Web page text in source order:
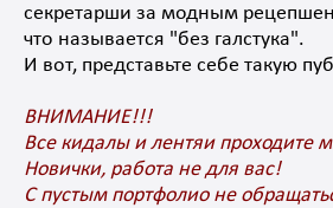
секретарши за модным
что называется "без галстука".
И вот, представьте себе такую
ВНИМАНИЕ!!!
Все кидалы и лентяи проходите
Новички, работа не для вас!
С пустым портфолио не